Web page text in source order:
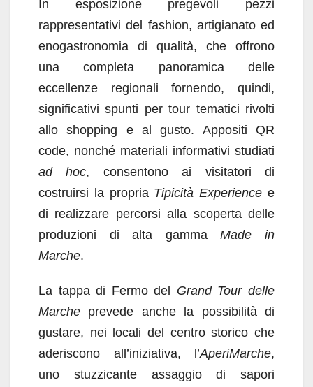
In esposizione pregevoli pezzi
rappresentativi del fashion, artigianato ed
enogastronomia di qualità, che offrono
una completa panoramica delle
eccellenze regionali fornendo, quindi,
significativi spunti per tour tematici rivolti
allo shopping e al gusto. Appositi QR
code, nonché materiali informativi studiati
ad hoc, consentono ai visitatori di
costruirsi la propria Tipicità Experience e
di realizzare percorsi alla scoperta delle
produzioni di alta gammaMade in
Marche.
La tappa di Fermo del Grand Tour delle
Marche prevede anche la possibilità di
gustare, nei locali del centro storico che
aderiscono all’iniziativa, l’AperiMarche,
uno stuzzicante assaggio di sapori